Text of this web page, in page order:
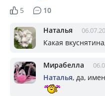
5 10
Наталья
Какая
Мирабелла
Наталья, да,